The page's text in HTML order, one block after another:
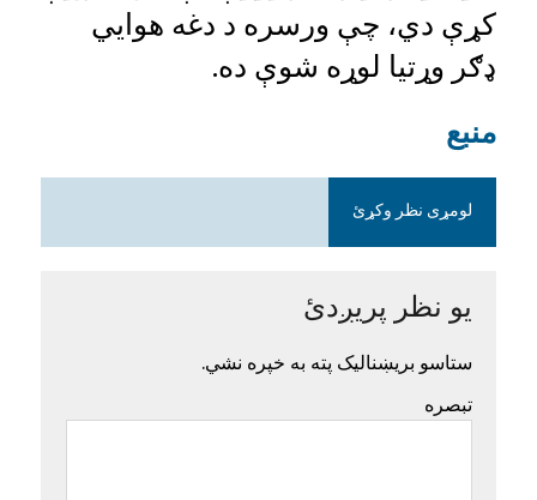
کړې دي، چې ورسره د دغه هوایي
ډګر وړتیا لوړه شوې ده.
منبع
لومړی نظر وکړئ
یو نظر پریږدئ
ستاسو بریښنالیک پته به خپره نشي.
تبصره